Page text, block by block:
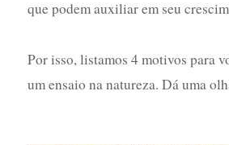
que podem auxiliar em seu
Por isso, listamos 4 motivos para
um ensaio na natureza. Dá uma